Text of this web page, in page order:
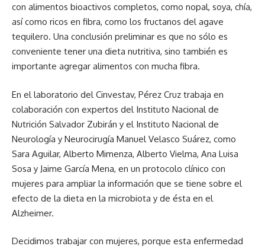
con alimentos bioactivos completos, como nopal, soya, chía,
así como ricos en fibra, como los fructanos del agave
tequilero. Una conclusión preliminar es que no sólo es
conveniente tener una dieta nutritiva, sino también es
importante agregar alimentos con mucha fibra.
En el laboratorio del Cinvestav, Pérez Cruz trabaja en
colaboración con expertos del Instituto Nacional de
Nutrición Salvador Zubirán y el Instituto Nacional de
Neurología y Neurocirugía Manuel Velasco Suárez, como
Sara Aguilar, Alberto Mimenza, Alberto Vielma, Ana Luisa
Sosa y Jaime García Mena, en un protocolo clínico con
mujeres para ampliar la información que se tiene sobre el
efecto de la dieta en la microbiota y de ésta en el
Alzheimer.
Decidimos trabajar con mujeres, porque esta enfermedad